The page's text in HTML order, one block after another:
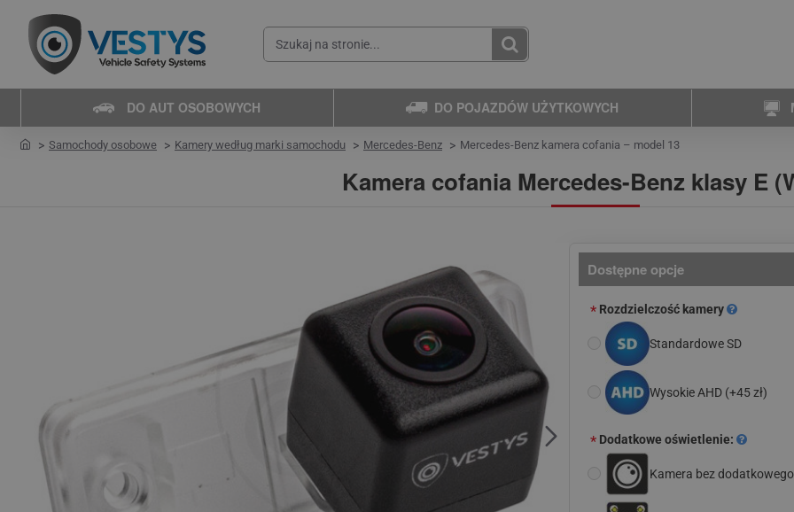
Szukaj
stronie...
DO AUT OSOBOWYCH DO POJAZDÓW UŻYTKOWYCH
Kamera cofania Mercedes-Benz klasy E
homeSamochody osobowe Kamery według marki samochodu Mercedes-Benz Mercedes-Benz kamera cofania – model 13
Dostępne opcje
Rozdzielczość kamery
Standardowe SD
Wysokie AHD (+45 zł)
Dodatkowe oświetlenie:
Kamera bez